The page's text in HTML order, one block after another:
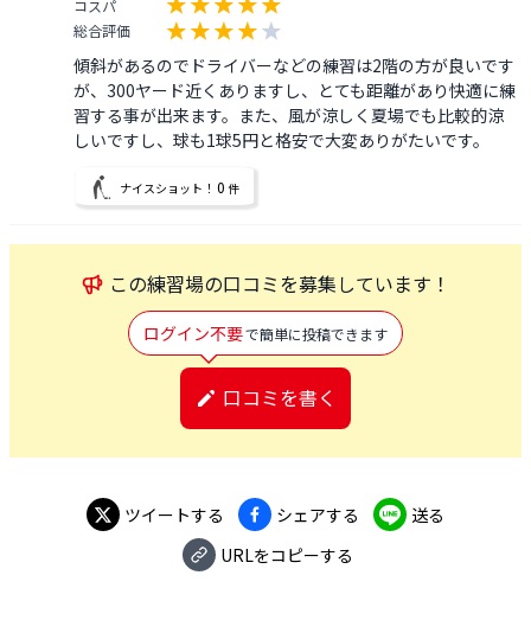
コスパ
総合評価
傾斜があるのでドライバーなどの練習は2階の方が良いです
が、300ヤード近くありますし、とても距離があり快適に練
習する事が出来ます。また、風が涼しく夏場でも比較的涼
しいですし、球も1球5円と格安で大変ありがたいです。
ナイスショット！ 0 件
この練習場の口コミを募集しています！
ログイン不要で簡単に投稿できます
口コミを書く
ツイートする シェアする
送る
URLをコピーする